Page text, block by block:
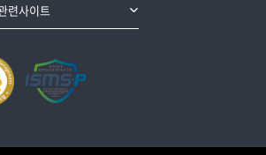
련사이트